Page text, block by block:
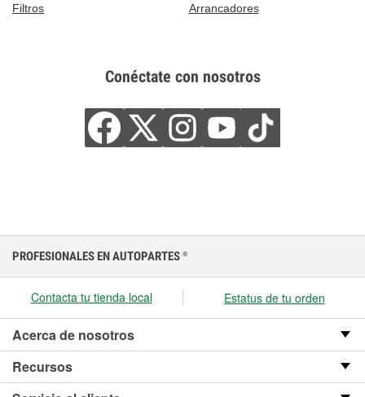
Filtros
Arrancadores
Conéctate con nosotros
PROFESIONALES EN AUTOPARTES ®
Contacta tu tienda local Estatus de tu orden
Acerca de nosotros
Recursos